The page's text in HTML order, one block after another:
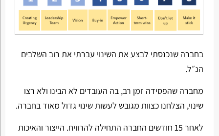
בחברה שנכנסתי לבצע את השינוי עברתי את רוב השלבים
הנ״ל.
מחברה שהפסידה זמן רב, בה העובדים לא הבינו ולא רצו
שינוי, הצלחנו כצוות מגובש לעשות שינוי גדול מאוד בחברה.
לאחר 15 חודשים החברה התחילה להרוויח. הייצור והאיכות